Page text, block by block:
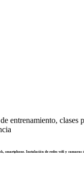
entrenamiento, clases
smartphone. Instalación de redes wifi y camaras